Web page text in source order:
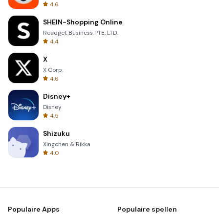
4.6
SHEIN-Shopping Online
Roadget Business PTE. LTD.
4.4
X
X Corp.
4.6
Disney+
Disney
4.5
Shizuku
Xingchen & Rikka
4.0
Populaire Apps Populaire spellen